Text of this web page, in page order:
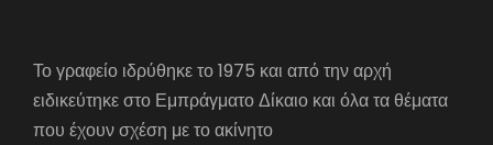
Το γραφείο ιδρύθηκε το 1975 και από την αρχή
ειδικεύτηκε στο Εμπράγματο Δίκαιο και όλα τα θέματα
που έχουν σχέση με το ακίνητο